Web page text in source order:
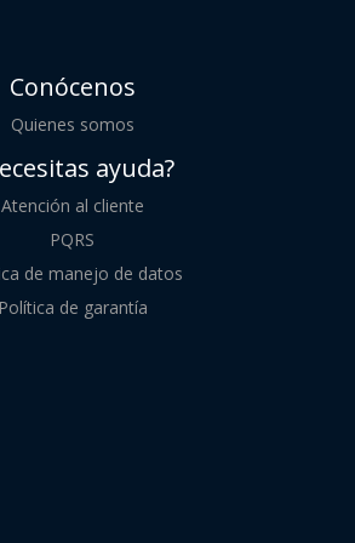
Conócenos
Quienes somos
ayuda?
Atención al cliente
PQRS
de manejo de datos
Política de garantía